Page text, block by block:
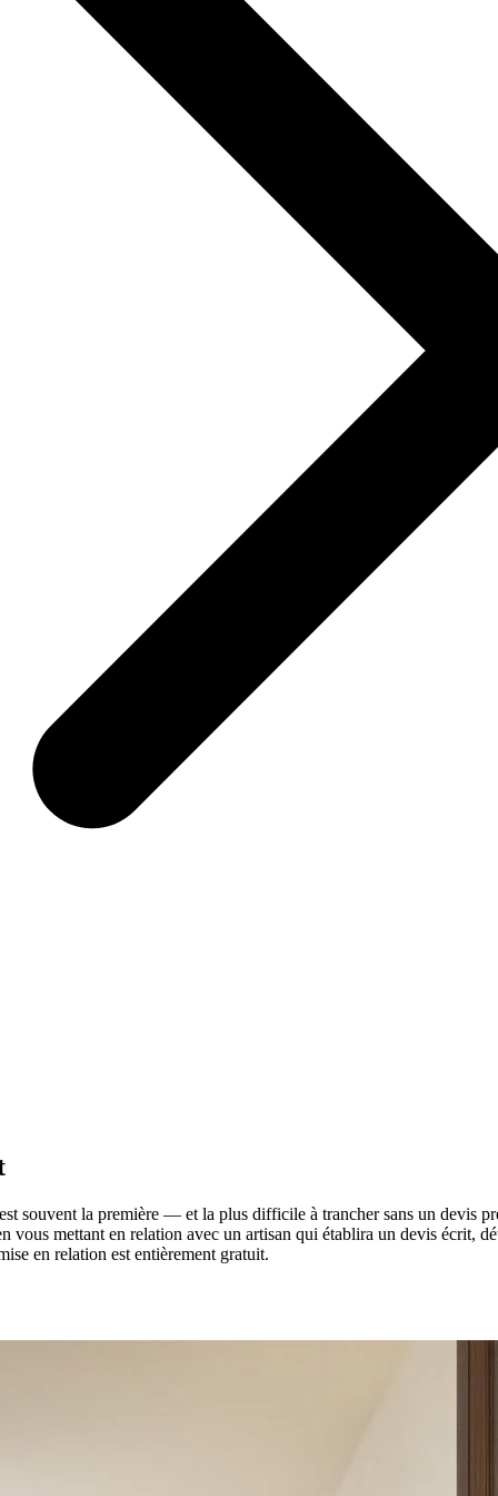
souvent la première — et la plus difficile à trancher sans un devis
mettant en relation avec un artisan qui établira un devis écrit,
en relation est entièrement gratuit.